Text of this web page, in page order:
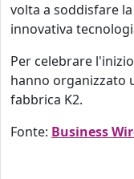
volta a soddisfare
innovativa
Per celebrare
hanno organizzato
fabbrica K2.
Fonte: Business